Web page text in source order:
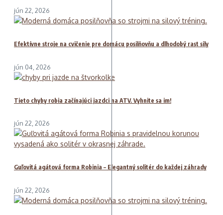
jún 22, 2026
Efektívne stroje na cvičenie pre domácu posilňovňu a dlhodobý rast sily
jún 04, 2026
Tieto chyby robia začínajúci jazdci na ATV. Vyhnite sa im!
jún 22, 2026
Guľovitá agátová forma Robinia – Elegantný solitér do každej záhrady
jún 22, 2026